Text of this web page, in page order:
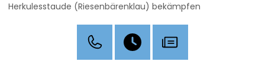
Herkulesstaude (Riesenbärenklau) bekämpfen